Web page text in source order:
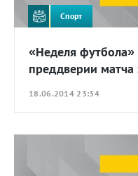
Спорт
«Неделя
преддверии матча
18.06.2014 23:34